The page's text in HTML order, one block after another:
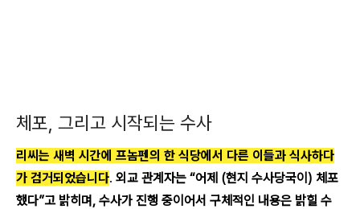
체포, 그리고 시작되는 수사
리씨는 새벽 시간에 프놈펜의 한 식당에서 다른 이들과 식사하다
가 검거되었습니다. 외교 관계자는 “어제 (현지 수사당국이) 체포
했다”고 밝히며, 수사가 진행 중이어서 구체적인 내용은 밝힐 수